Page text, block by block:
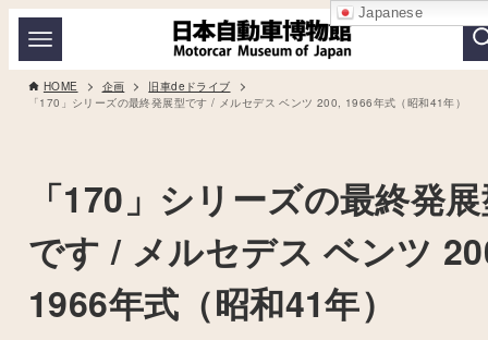
HOME 企画
旧車deドライブ
「170」シリーズの最終発展型です / メルセデス ベンツ 200, 1966年式（昭和41年）
「170」シリーズの最終発
です / メルセデス ベンツ
1966年式（昭和41年）
Japanese